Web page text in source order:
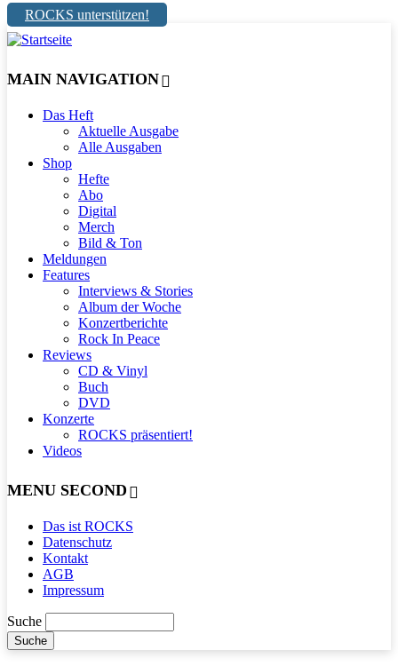
ROCKS unterstützen!
MAIN NAVIGATION
Das Heft
Aktuelle Ausgabe
Alle Ausgaben
Shop
Hefte
Abo
Digital
Merch
Bild & Ton
Meldungen
Features
Interviews & Stories
Album der Woche
Konzertberichte
Rock In Peace
Reviews
CD & Vinyl
Buch
DVD
Konzerte
ROCKS präsentiert!
Videos
MENU SECOND
Das ist ROCKS
Datenschutz
Kontakt
AGB
Impressum
Suche